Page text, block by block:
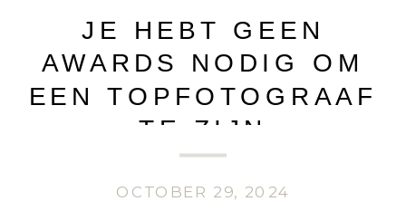
OCTOBER 29, 2024
JE HEBT GEEN
AWARDS NODIG OM
EEN TOPFOTOGRAAF
TE ZIJN